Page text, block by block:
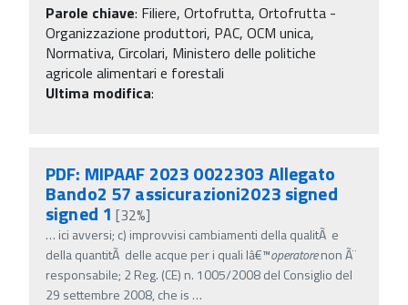
Parole chiave: Filiere, Ortofrutta, Ortofrutta -
Organizzazione produttori, PAC, OCM unica,
Normativa, Circolari, Ministero delle politiche
agricole alimentari e forestali
Ultima modifica:
PDF: MIPAAF 2023 0022303 Allegato
Bando2 57 assicurazioni2023 signed
signed 1[32%]
… ici avversi; c) improvvisi cambiamenti della qualitÃ e
della quantitÃ delle acque per i quali lâ€™operatorenon Ã¨
responsabile; 2 Reg. (CE) n. 1005/2008 del Consiglio del
29 settembre 2008, che is …